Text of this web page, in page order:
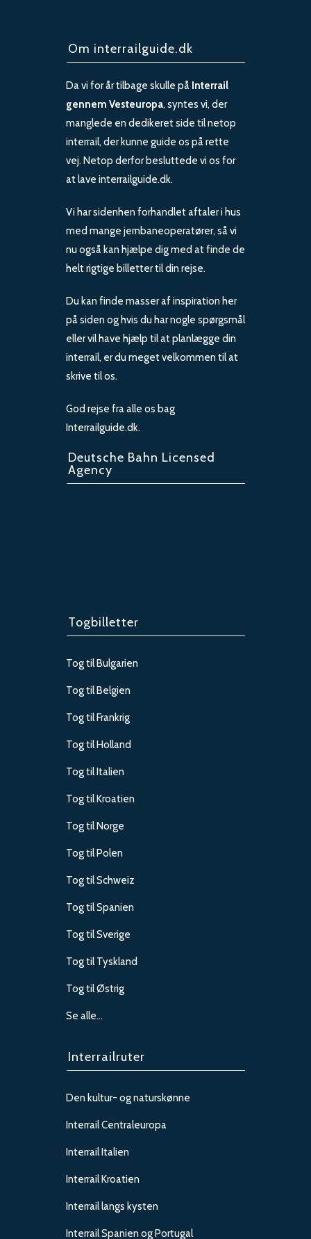
Om interrailguide.dk
Da vi for år tilbage skulle på Interrail
gennem Vesteuropa, syntes vi, der
manglede en dedikeret side til netop
interrail, der kunne guide os på rette
vej. Netop derfor besluttede vi os for
at lave interrailguide.dk.
Vi har sidenhen forhandlet aftaler i hus
med mange jernbaneoperatører, så vi
nu også kan hjælpe dig med at finde de
helt rigtige billetter til din rejse.
Du kan finde masser af inspiration her
på siden og hvis du har nogle spørgsmål
eller vil have hjælp til at planlægge din
interrail, er du meget velkommen til at
skrive til os.
God rejse fra alle os bag
Interrailguide.dk.
Deutsche Bahn Licensed
Agency
Togbilletter
Tog til Bulgarien
Tog til Belgien
Tog til Frankrig
Tog til Holland
Tog til Italien
Tog til Kroatien
Tog til Norge
Tog til Polen
Tog til Schweiz
Tog til Spanien
Tog til Sverige
Tog til Tyskland
Tog til Østrig
Se alle…
Interrailruter
Den kultur- og naturskønne
Interrail Centraleuropa
Interrail Italien
Interrail Kroatien
Interrail langs kysten
Interrail Spanien og Portugal